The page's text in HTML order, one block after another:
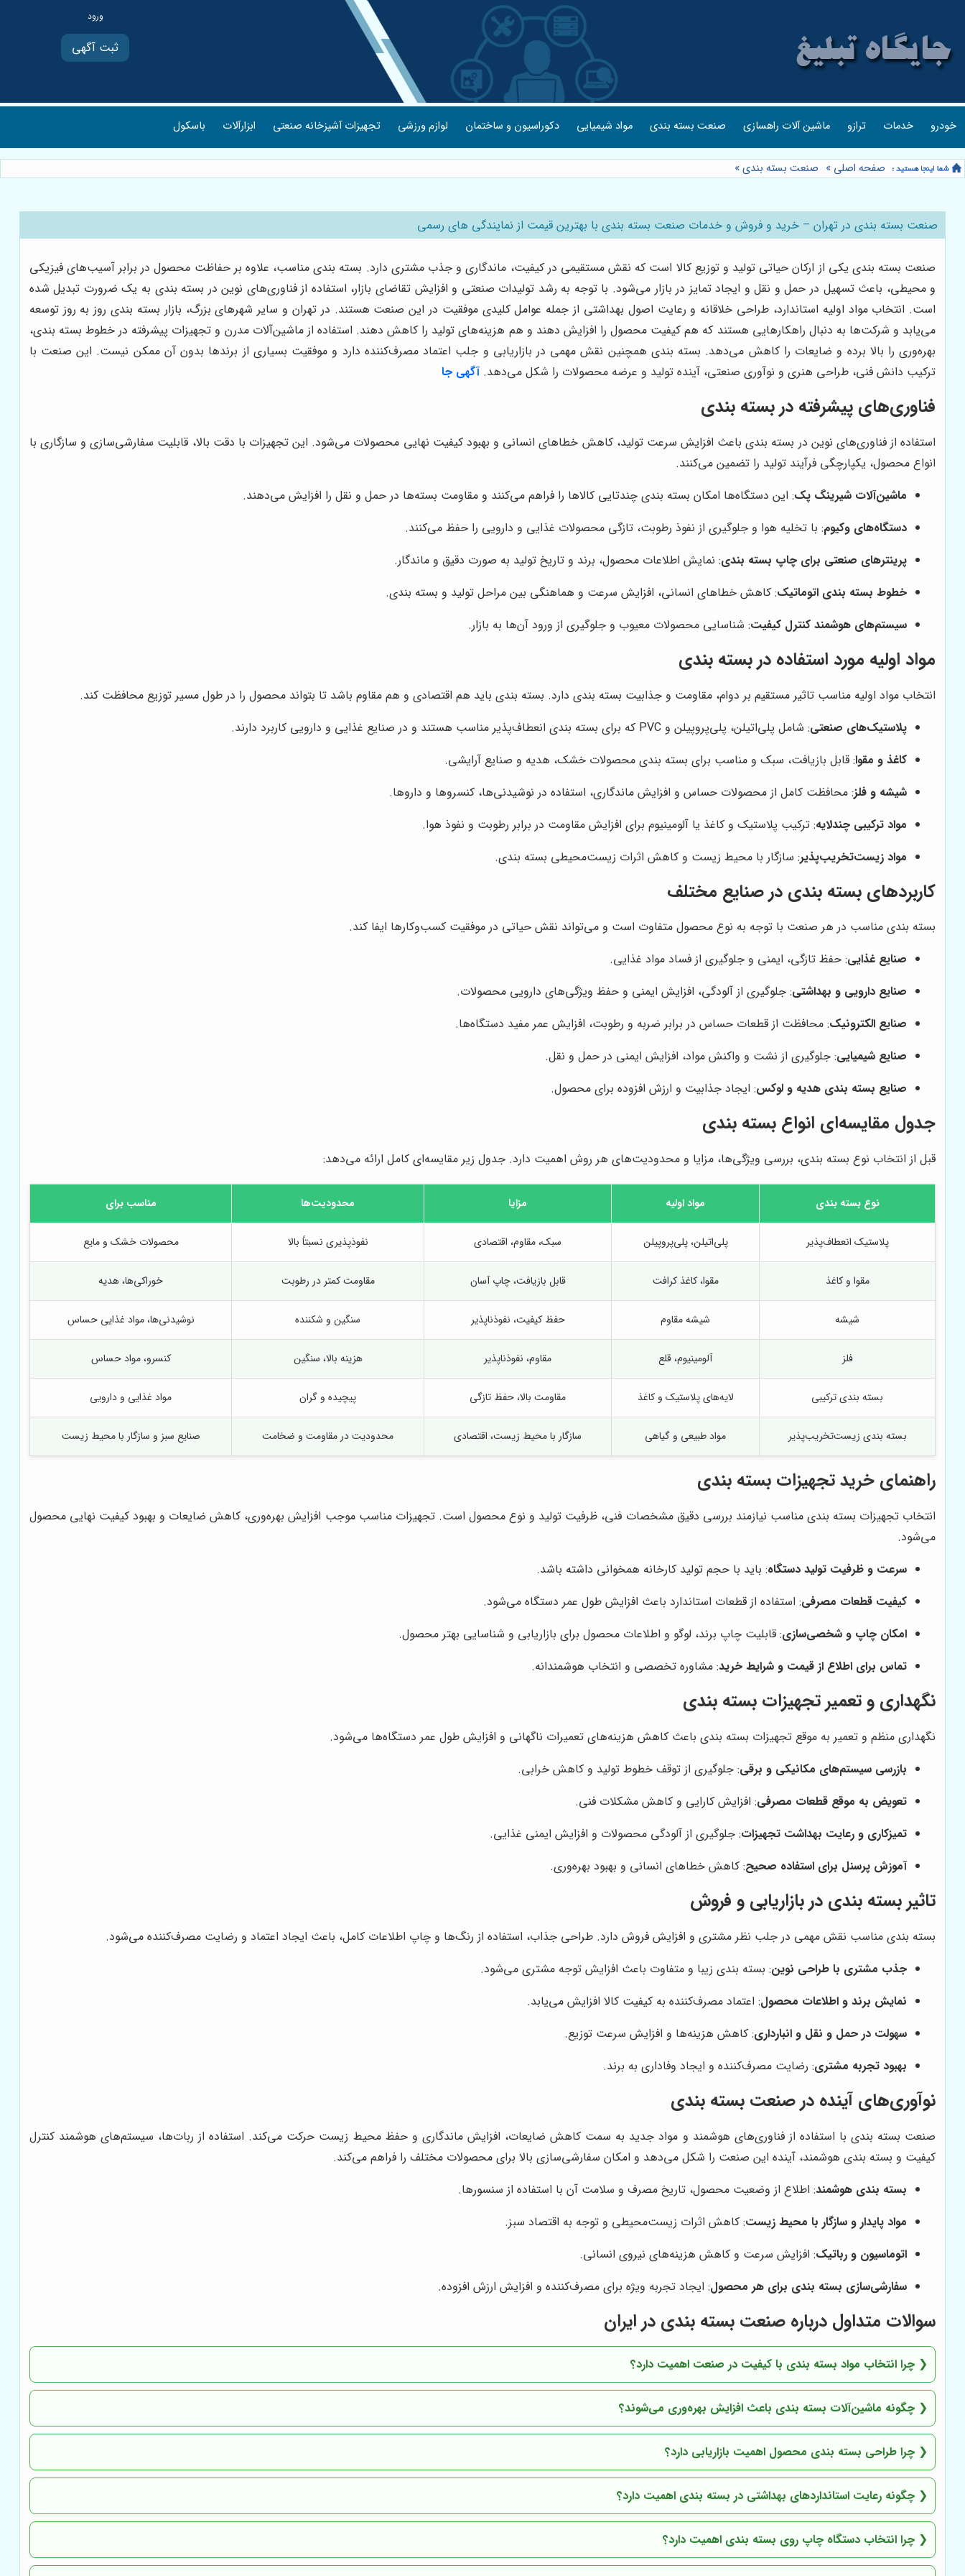
ثبت آگهی
خودرو خدمات ترازو ماشین آلات راهسازی صنعت بسته بندی مواد شیمیایی دکوراسیون و ساختمان لوازم ورزشی تجهیزات آشپزخانه صنعتی ابزارآلات باسکول
صفحه اصلی » صنعت بسته بندی»
صنعت بسته بندی در تهران – خرید و فروش و خدمات صنعت بسته بندی با بهترین قیمت از نمایندگی های رسمی
صنعت بسته بندی یکی از ارکان حیاتی تولید و توزیع کالا است که نقش مستقیمی در کیفیت، ماندگاری و جذب مشتری دارد. بسته بندی مناسب، علاوه بر حفاظت محصول در برابر آسیب‌های فیزیکی
و محیطی، باعث تسهیل در حمل و نقل و ایجاد تمایز در بازار می‌شود. با توجه به رشد تولیدات صنعتی و افزایش تقاضای بازار، استفاده از فناوری‌های نوین در بسته بندی به یک ضرورت تبدیل شده
است. انتخاب مواد اولیه استاندارد، طراحی خلاقانه و رعایت اصول بهداشتی از جمله عوامل کلیدی موفقیت در این صنعت هستند. در تهران و سایر شهرهای بزرگ، بازار بسته بندی روز به روز توسعه
می‌یابد و شرکت‌ها به دنبال راهکارهایی هستند که هم کیفیت محصول را افزایش دهند و هم هزینه‌های تولید را کاهش دهند. استفاده از ماشین‌آلات مدرن و تجهیزات پیشرفته در خطوط بسته بندی،
بهره‌وری را بالا برده و ضایعات را کاهش می‌دهد. بسته بندی همچنین نقش مهمی در بازاریابی و جلب اعتماد مصرف‌کننده دارد و موفقیت بسیاری از برندها بدون آن ممکن نیست. این صنعت با
ترکیب دانش فنی، طراحی هنری و نوآوری صنعتی، آینده تولید و عرضه محصولات را شکل می‌دهد.آگهی جا
فناوری‌های پیشرفته در بسته بندی
استفاده از فناوری‌های نوین در بسته بندی باعث افزایش سرعت تولید، کاهش خطاهای انسانی و بهبود کیفیت نهایی محصولات می‌شود. این تجهیزات با دقت بالا، قابلیت سفارشی‌سازی و سازگاری با
انواع محصول، یکپارچگی فرآیند تولید را تضمین می‌کنند.
ماشین‌آلات شیرینگ پک: این دستگاه‌ها امکان بسته بندی چندتایی کالاها را فراهم می‌کنند و مقاومت بسته‌ها در حمل و نقل را افزایش می‌دهند.
دستگاه‌های وکیوم: با تخلیه هوا و جلوگیری از نفوذ رطوبت، تازگی محصولات غذایی و دارویی را حفظ می‌کنند.
پرینترهای صنعتی برای چاپ بسته بندی: نمایش اطلاعات محصول، برند و تاریخ تولید به صورت دقیق و ماندگار.
خطوط بسته بندی اتوماتیک: کاهش خطاهای انسانی، افزایش سرعت و هماهنگی بین مراحل تولید و بسته بندی.
سیستم‌های هوشمند کنترل کیفیت: شناسایی محصولات معیوب و جلوگیری از ورود آن‌ها به بازار.
مواد اولیه مورد استفاده در بسته بندی
انتخاب مواد اولیه مناسب تاثیر مستقیم بر دوام، مقاومت و جذابیت بسته بندی دارد. بسته بندی باید هم اقتصادی و هم مقاوم باشد تا بتواند محصول را در طول مسیر توزیع محافظت کند.
پلاستیک‌های صنعتی: شامل پلی‌اتیلن، پلی‌پروپیلن و PVC که برای بسته بندی انعطاف‌پذیر مناسب هستند و در صنایع غذایی و دارویی کاربرد دارند.
کاغذ و مقوا: قابل بازیافت، سبک و مناسب برای بسته بندی محصولات خشک، هدیه و صنایع آرایشی.
شیشه و فلز: محافظت کامل از محصولات حساس و افزایش ماندگاری، استفاده در نوشیدنی‌ها، کنسروها و داروها.
مواد ترکیبی چندلایه: ترکیب پلاستیک و کاغذ یا آلومینیوم برای افزایش مقاومت در برابر رطوبت و نفوذ هوا.
مواد زیست‌تخریب‌پذیر: سازگار با محیط زیست و کاهش اثرات زیست‌محیطی بسته بندی.
کاربردهای بسته بندی در صنایع مختلف
بسته بندی مناسب در هر صنعت با توجه به نوع محصول متفاوت است و می‌تواند نقش حیاتی در موفقیت کسب‌وکارها ایفا کند.
صنایع غذایی: حفظ تازگی، ایمنی و جلوگیری از فساد مواد غذایی.
صنایع دارویی و بهداشتی: جلوگیری از آلودگی، افزایش ایمنی و حفظ ویژگی‌های دارویی محصولات.
صنایع الکترونیک: محافظت از قطعات حساس در برابر ضربه و رطوبت، افزایش عمر مفید دستگاه‌ها.
صنایع شیمیایی: جلوگیری از نشت و واکنش مواد، افزایش ایمنی در حمل و نقل.
صنایع بسته بندی هدیه و لوکس: ایجاد جذابیت و ارزش افزوده برای محصول.
جدول مقایسه‌ای انواع بسته بندی
قبل از انتخاب نوع بسته بندی، بررسی ویژگی‌ها، مزایا و محدودیت‌های هر روش اهمیت دارد. جدول زیر مقایسه‌ای کامل ارائه می‌دهد:
نوع بسته بندی مواد اولیه مزایا محدودیت‌ها مناسب برای
پلاستیک انعطاف‌پذیر پلی‌اتیلن، پلی‌پروپیلن سبک، مقاوم، اقتصادی نفوذپذیری نسبتاً بالا محصولات خشک و مایع
مقوا و کاغذ مقوا، کاغذ کرافت قابل بازیافت، چاپ آسان مقاومت کمتر در رطوبت خوراکی‌ها، هدیه
شیشه شیشه مقاوم حفظ کیفیت، نفوذناپذیر سنگین و شکننده نوشیدنی‌ها، مواد غذایی حساس
فلز آلومینیوم، قلع مقاوم، نفوذناپذیر هزینه بالا، سنگین کنسرو، مواد حساس
بسته بندی ترکیبی لایه‌های پلاستیک و کاغذ مقاومت بالا، حفظ تازگی پیچیده و گران مواد غذایی و دارویی
بسته بندی زیست‌تخریب‌پذیر مواد طبیعی و گیاهی سازگار با محیط زیست، اقتصادی محدودیت در مقاومت و ضخامت صنایع سبز و سازگار با محیط زیست
راهنمای خرید تجهیزات بسته بندی
انتخاب تجهیزات بسته بندی مناسب نیازمند بررسی دقیق مشخصات فنی، ظرفیت تولید و نوع محصول است. تجهیزات مناسب موجب افزایش بهره‌وری، کاهش ضایعات و بهبود کیفیت نهایی محصول
می‌شود.
سرعت و ظرفیت تولید دستگاه: باید با حجم تولید کارخانه همخوانی داشته باشد.
کیفیت قطعات مصرفی: استفاده از قطعات استاندارد باعث افزایش طول عمر دستگاه می‌شود.
امکان چاپ و شخصی‌سازی: قابلیت چاپ برند، لوگو و اطلاعات محصول برای بازاریابی و شناسایی بهتر محصول.
تماس برای اطلاع از قیمت و شرایط خرید: مشاوره تخصصی و انتخاب هوشمندانه.
نگهداری و تعمیر تجهیزات بسته بندی
نگهداری منظم و تعمیر به موقع تجهیزات بسته بندی باعث کاهش هزینه‌های تعمیرات ناگهانی و افزایش طول عمر دستگاه‌ها می‌شود.
بازرسی سیستم‌های مکانیکی و برقی: جلوگیری از توقف خطوط تولید و کاهش خرابی.
تعویض به موقع قطعات مصرفی: افزایش کارایی و کاهش مشکلات فنی.
تمیزکاری و رعایت بهداشت تجهیزات: جلوگیری از آلودگی محصولات و افزایش ایمنی غذایی.
آموزش پرسنل برای استفاده صحیح: کاهش خطاهای انسانی و بهبود بهره‌وری.
تاثیر بسته بندی در بازاریابی و فروش
بسته بندی مناسب نقش مهمی در جلب نظر مشتری و افزایش فروش دارد. طراحی جذاب، استفاده از رنگ‌ها و چاپ اطلاعات کامل، باعث ایجاد اعتماد و رضایت مصرف‌کننده می‌شود.
جذب مشتری با طراحی نوین: بسته بندی زیبا و متفاوت باعث افزایش توجه مشتری می‌شود.
نمایش برند و اطلاعات محصول: اعتماد مصرف‌کننده به کیفیت کالا افزایش می‌یابد.
سهولت در حمل و نقل و انبارداری: کاهش هزینه‌ها و افزایش سرعت توزیع.
بهبود تجربه مشتری: رضایت مصرف‌کننده و ایجاد وفاداری به برند.
نوآوری‌های آینده در صنعت بسته بندی
صنعت بسته بندی با استفاده از فناوری‌های هوشمند و مواد جدید به سمت کاهش ضایعات، افزایش ماندگاری و حفظ محیط زیست حرکت می‌کند. استفاده از ربات‌ها، سیستم‌های هوشمند کنترل
کیفیت و بسته بندی هوشمند، آینده این صنعت را شکل می‌دهد و امکان سفارشی‌سازی بالا برای محصولات مختلف را فراهم می‌کند.
بسته بندی هوشمند: اطلاع از وضعیت محصول، تاریخ مصرف و سلامت آن با استفاده از سنسورها.
مواد پایدار و سازگار با محیط زیست: کاهش اثرات زیست‌محیطی و توجه به اقتصاد سبز.
اتوماسیون و رباتیک: افزایش سرعت و کاهش هزینه‌های نیروی انسانی.
سفارشی‌سازی بسته بندی برای هر محصول: ایجاد تجربه ویژه برای مصرف‌کننده و افزایش ارزش افزوده.
سوالات متداول درباره صنعت بسته بندی در ایران
❮ چرا انتخاب مواد بسته بندی با کیفیت در صنعت اهمیت دارد؟
❮ چگونه ماشین‌آلات بسته بندی باعث افزایش بهره‌وری می‌شوند؟
❮ چرا طراحی بسته بندی محصول اهمیت بازاریابی دارد؟
❮ چگونه رعایت استانداردهای بهداشتی در بسته بندی اهمیت دارد؟
❮ چرا انتخاب دستگاه چاپ روی بسته بندی اهمیت دارد؟